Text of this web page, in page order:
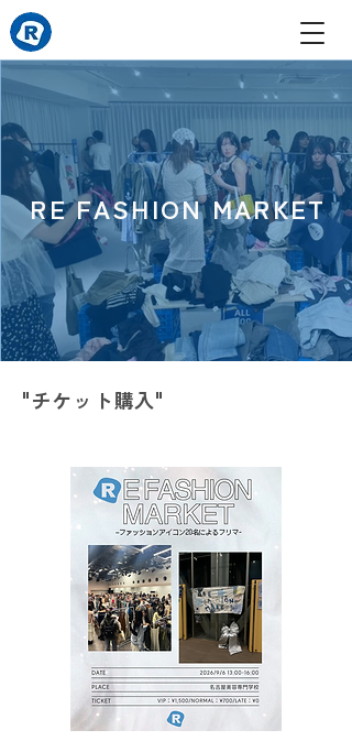
RE FASHION MARKET​
​"チケット購入"